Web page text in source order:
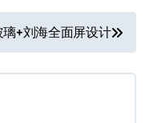
+刘海全面屏设计